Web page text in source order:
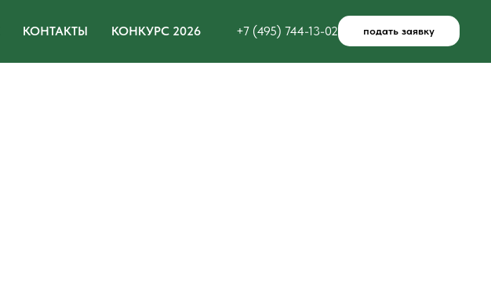
КОНТАКТЫ КОНКУРС 2026 +7 (495) 744-13-02 подать заявку